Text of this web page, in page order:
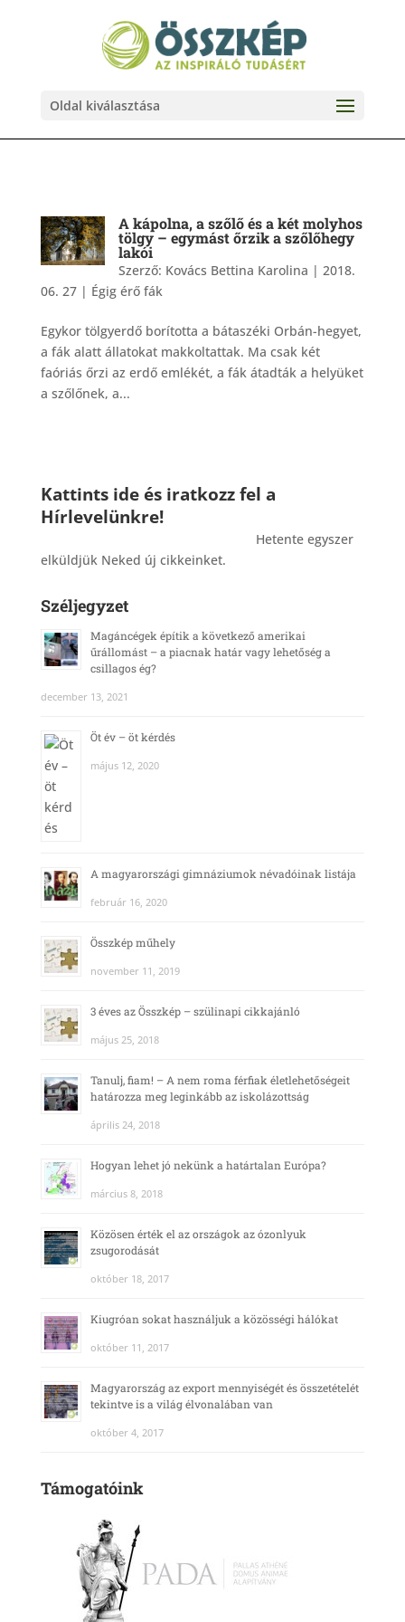
Oldal kiválasztása
A kápolna, a szőlő és a két molyhos
tölgy – egymást őrzik a szőlőhegy
lakói
Szerző: Kovács Bettina Karolina | 2018.
06. 27| Égig érő fák
Egykor tölgyerdő borította a bátaszéki Orbán-hegyet,
a fák alatt állatokat makkoltattak. Ma csak két
faóriás őrzi az erdő emlékét, a fák átadták a helyüket
a szőlőnek, a...
Kattints ide és iratkozz fel a
Hírlevelünkre!
Hetente egyszer
elküldjük Neked új cikkeinket.
Széljegyzet
Magáncégek építik a következő amerikai
űrállomást – a piacnak határ vagy lehetőség a
csillagos ég?
december 13, 2021
Öt év – öt kérdés
május 12, 2020
A magyarországi gimnáziumok névadóinak listája
február 16, 2020
Összkép műhely
november 11, 2019
3 éves az Összkép – szülinapi cikkajánló
május 25, 2018
Tanulj, fiam! – A nem roma férfiak életlehetőségeit
határozza meg leginkább az iskolázottság
április 24, 2018
Hogyan lehet jó nekünk a határtalan Európa?
március 8, 2018
Közösen érték el az országok az ózonlyuk
zsugorodását
október 18, 2017
Kiugróan sokat használjuk a közösségi hálókat
október 11, 2017
Magyarország az export mennyiségét és összetételét
tekintve is a világ élvonalában van
október 4, 2017
Támogatóink